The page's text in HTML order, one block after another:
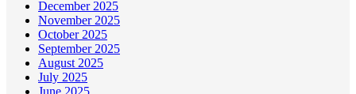
December 2025
November 2025
October 2025
September 2025
August 2025
July 2025